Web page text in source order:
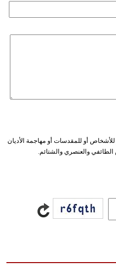
للأشخاص أو للمقدسات أو مهاجمة الأديان
الطائفي والعنصري والشتائم.